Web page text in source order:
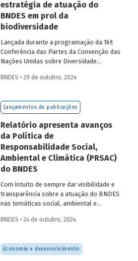
estratégia de atuação do
BNDES em prol da
biodiversidade
Lançada durante a programação da 16ª
Conferência das Partes da Convenção das
Nações Unidas sobre Diversidade
em Cali, na Colômbia, a publicação
BNDES com a naturezareúne as iniciativas
do Banco voltadas ao tema. A atuação do
cumpra os objetivos firmados no âmbito
do novo Marco Global da Diversidade
Biológica de Kunming-Montreal, em
especial aqueles estabelecidos na
Estratégia e Plano de Ação Nacional para
BNDES • 29 de outubro, 2024
Lançamentos de publicações
Relatório apresenta avanços
da Política de
Responsabilidade Social,
Ambiental e Climática (PRSAC)
do BNDES
Com intuito de sempre dar visibilidade e
transparência sobre a atuação do BNDES
nas temáticas social, ambiental e
destaca ações que concretizaram as
Responsabilidade Social, Ambiental e
Climática (PRSAC) durante o ano de 2023,
BNDES • 24 de outubro, 2024
Economia e desenvolvimento